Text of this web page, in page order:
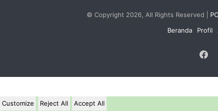
© Copyright 2026, All Rights Reserved |
Beranda
Profil
Customize Reject All
Accept All